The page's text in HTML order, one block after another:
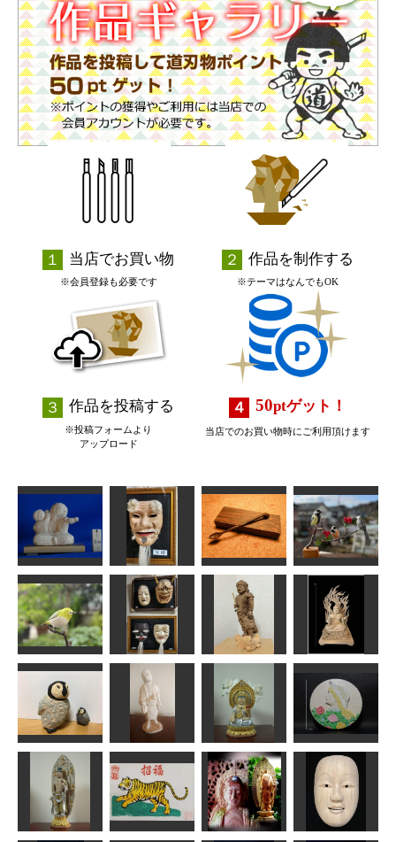
当店でお買い物
※会員登録も必要です
作品を制作する
※テーマはなんでもOK
作品を投稿する
※投稿フォームより
アップロード
50ptゲット！
当店でのお買い物時にご利用頂けます
爺と孫
ta-chann
福の神
内藤 武宝
魔の匙
あんこく
シジュウカラ
とヤマガラ
MINI
メジロ
MINI
能面
内藤 武宝
不動明王
なんぺい
不動明王
shadow
ペンギンの赤
ちゃん：巨大
な赤ちゃん
LOVEクラフト
芭蕉像
アラン
虚空蔵菩薩坐
像
ちゅうさん
薔薇と少女
shadow